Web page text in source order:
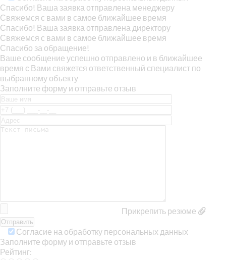
Спасибо! Ваша заявка отправлена менеджеру
Свяжемся с вами в самое ближайшее время
Спасибо! Ваша заявка отправлена директору
Свяжемся с вами в самое ближайшее время
Спасибо за обращение!
Ваше сообщение успешно отправлено и в ближайшее
время с Вами свяжется ответственный специалист по
выбранному объекту
Заполните форму и отправьте отзыв
Прикрепить резюме
Согласие на обработку персональных данных
Заполните форму и отправьте отзыв
Рейтинг: